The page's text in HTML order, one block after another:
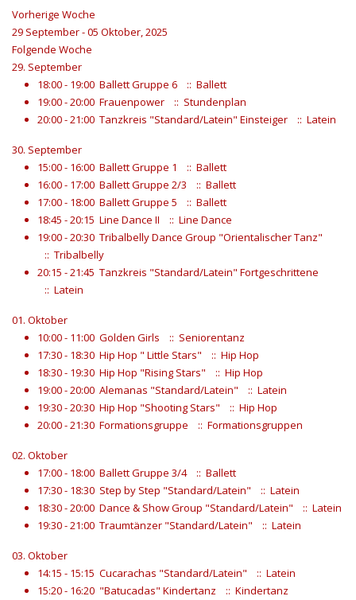
Vorherige Woche
29 September - 05 Oktober, 2025
Folgende Woche
29. September
18:00 - 19:00 Ballett Gruppe 6
:: Ballett
19:00 - 20:00 Frauenpower
:: Stundenplan
20:00 - 21:00 Tanzkreis "Standard/Latein" Einsteiger :: Latein
30. September
15:00 - 16:00 Ballett Gruppe 1
:: Ballett
16:00 - 17:00 Ballett Gruppe 2/3
:: Ballett
17:00 - 18:00 Ballett Gruppe 5
:: Ballett
18:45 - 20:15 Line Dance II
:: Line Dance
19:00 - 20:30 Tribalbelly Dance Group "Orientalischer Tanz"
:: Tribalbelly
20:15 - 21:45 Tanzkreis "Standard/Latein" Fortgeschrittene
:: Latein
01. Oktober
10:00 - 11:00 Golden Girls
:: Seniorentanz
17:30 - 18:30 Hip Hop " Little Stars"
:: Hip Hop
18:30 - 19:30 Hip Hop "Rising Stars"
:: Hip Hop
19:00 - 20:00 Alemanas "Standard/Latein"
:: Latein
19:30 - 20:30 Hip Hop "Shooting Stars"
:: Hip Hop
20:00 - 21:30 Formationsgruppe :: Formationsgruppen
02. Oktober
17:00 - 18:00 Ballett Gruppe 3/4
:: Ballett
17:30 - 18:30 Step by Step "Standard/Latein"
:: Latein
18:30 - 20:00 Dance & Show Group "Standard/Latein"
:: Latein
19:30 - 21:00 Traumtänzer "Standard/Latein" :: Latein
03. Oktober
14:15 - 15:15 Cucarachas "Standard/Latein"
:: Latein
15:20 - 16:20 "Batucadas" Kindertanz
:: Kindertanz